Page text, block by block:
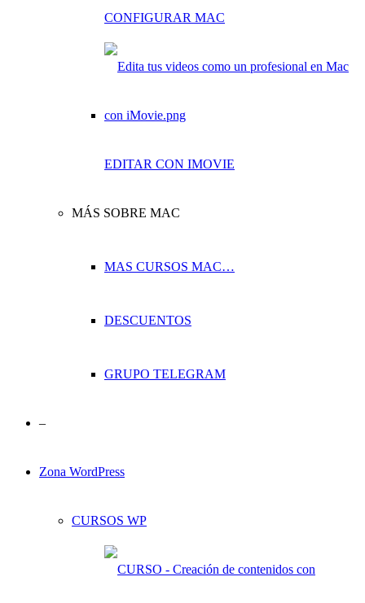
CONFIGURAR MAC
EDITAR CON IMOVIE
MÁS SOBRE MAC
MAS CURSOS MAC…
DESCUENTOS
GRUPO TELEGRAM
–
Zona WordPress
CURSOS WP